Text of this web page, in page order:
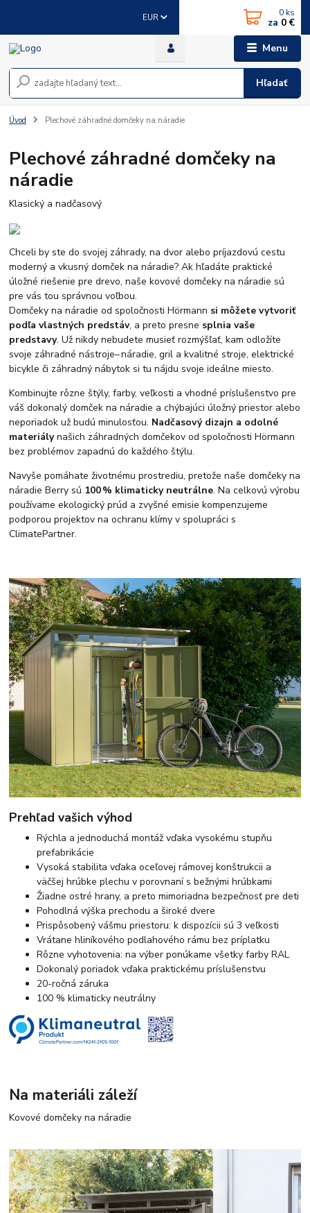
Menu
EUR
Hľadať
0 ks
za 0 €
Úvod Plechové záhradné domčeky na náradie
Plechové záhradné domčeky na
náradie
Klasický a nadčasový
Chceli by ste do svojej záhrady, na dvor alebo príjazdovú cestu
moderný a vkusný domček na náradie? Ak hľadáte praktické
úložné riešenie pre drevo, naše kovové domčeky na náradie sú
pre vás tou správnou voľbou.
Domčeky na náradie od spoločnosti Hörmann si môžete vytvoriť
podľa vlastných predstáv, a preto presne splnia vaše
predstavy. Už nikdy nebudete musieť rozmýšľať, kam odložíte
svoje záhradné nástroje– náradie, gril a kvalitné stroje, elektrické
bicykle či záhradný nábytok si tu nájdu svoje ideálne miesto.
Kombinujte rôzne štýly, farby, veľkosti a vhodné príslušenstvo pre
váš dokonalý domček na náradie a chýbajúci úložný priestor alebo
neporiadok už budú minulosťou. Nadčasový dizajn a odolné
materiálynašich záhradných domčekov od spoločnosti Hörmann
bez problémov zapadnú do každého štýlu.
Navyše pomáhate životnému prostrediu, pretože naše domčeky na
náradie Berry sú 100 % klimaticky neutrálne. Na celkovú výrobu
používame ekologický prúd a zvyšné emisie kompenzujeme
podporou projektov na ochranu klímy v spolupráci s
ClimatePartner.
Prehľad vašich výhod
Rýchla a jednoduchá montáž vďaka vysokému stupňu
prefabrikácie
Vysoká stabilita vďaka oceľovej rámovej konštrukcii a
väčšej hrúbke plechu v porovnaní s bežnými hrúbkami
Žiadne ostré hrany, a preto mimoriadna bezpečnosť pre deti
Pohodlná výška prechodu a široké dvere
Prispôsobený vášmu priestoru: k dispozícii sú 3 veľkosti
Vrátane hliníkového podlahového rámu bez príplatku
Rôzne vyhotovenia: na výber ponúkame všetky farby RAL
Dokonalý poriadok vďaka praktickému príslušenstvu
20-ročná záruka
100 % klimaticky neutrálny
Na materiáli záleží
Kovové domčeky na náradie